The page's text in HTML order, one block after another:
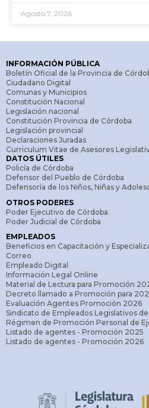
Agosto 7, 2026
INFORMACIÓN PÚBLICA
Boletín Oficial de la Provincia de
Ciudadano Digital
Comunas y Municipios
Constitución Nacional
Legislación nacional
Constitución Provincia de Córdoba
Legislación provincial
Declaraciones Juradas
Curriculum Vitae de Asesores
DATOS ÚTILES
Policía de Córdoba
Defensor del Pueblo de Córdoba
Defensoría de los Niños, Niñas y
OTROS PODERES
Poder Ejecutivo de Córdoba
Poder Judicial de Córdoba
EMPLEADOS
Beneficios en Capacitación y
Correo
Empleado Digital
Información Legal Online
Material de Lectura para Promoción
Decreto llamado a Promoción para
Evaluación Agentes Promoción 2026
Sindicato de Empleados Legislativos
Régimen de Promoción Personal de
Listado de agentes - Promoción 2025
Listado de agentes - Promoción 2026